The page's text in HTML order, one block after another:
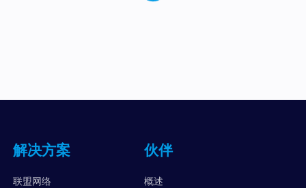
解决方案
联盟网络
伙伴
概述